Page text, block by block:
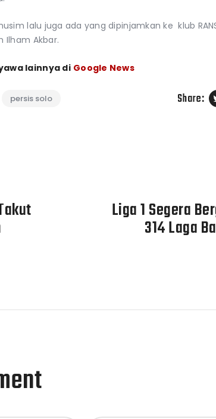
lalu juga ada yang dipinjamkan ke klub
Ilham Akbar.
lainnya di Google News
persis solo Share:
Liga 1 Segera
314 Laga